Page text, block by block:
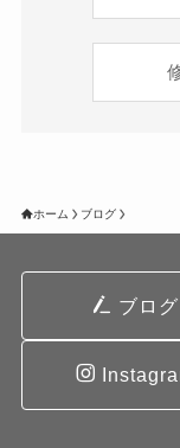
ホーム ブログ
ブログ